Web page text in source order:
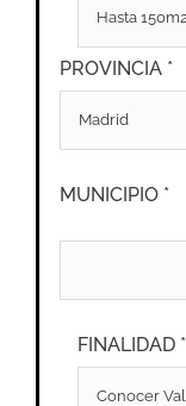
PROVINCIA *
MUNICIPIO *
FINALIDAD *